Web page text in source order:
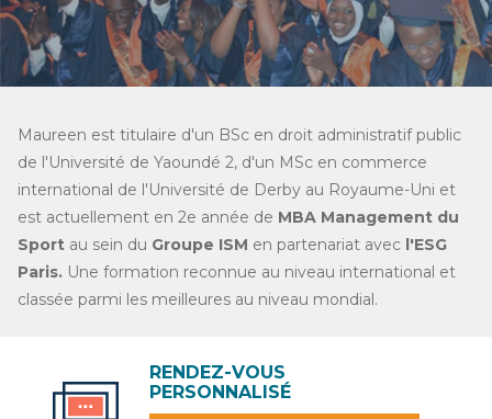
Maureen est titulaire d'un BSc en droit administratif public
de l'Université de Yaoundé 2, d'un MSc en commerce
international de l'Université de Derby au Royaume-Uni et
est actuellement en 2e année de MBA Management du
Sport au sein du Groupe ISM en partenariat avec l'ESG
Paris. Une formation reconnue au niveau international et
classée parmi les meilleures au niveau mondial.
RENDEZ-VOUS
PERSONNALISÉ